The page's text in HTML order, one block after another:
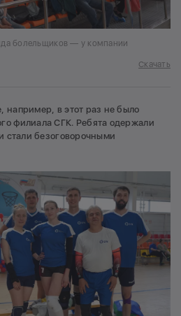
болельщиков — у компании
Скачать
например, в этот раз не было
филиала СГК. Ребята одержали
стали безоговорочными